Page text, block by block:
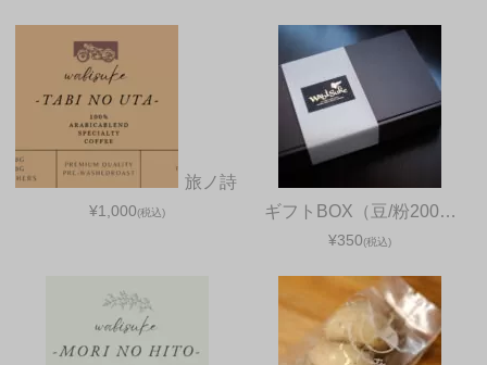
旅ノ詩
¥1,000(税込) ギフトBOX（豆/粉200…
¥350(税込)